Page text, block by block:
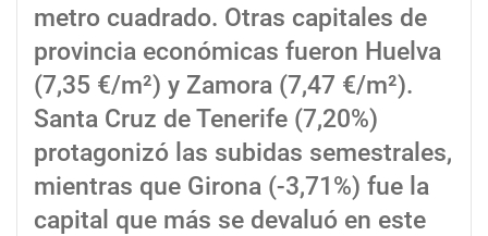
metro cuadrado. Otras capitales de
provincia económicas fueron Huelva
(7,35 €/m²) y Zamora (7,47 €/m²).
Santa Cruz de Tenerife (7,20%)
protagonizó las subidas semestrales,
mientras que Girona (-3,71%) fue la
capital que más se devaluó en este